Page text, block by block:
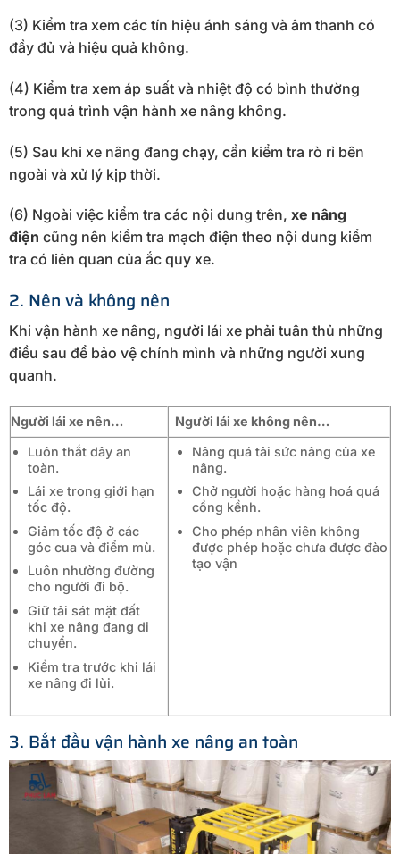
(3) Kiểm tra xem các tín hiệu ánh sáng và âm thanh có
đầy đủ và hiệu quả không.
(4) Kiểm tra xem áp suất và nhiệt độ có bình thường
trong quá trình vận hành xe nâng không.
(5) Sau khi xe nâng đang chạy, cần kiểm tra rò rỉ bên
ngoài và xử lý kịp thời.
(6) Ngoài việc kiểm tra các nội dung trên, xe nâng
điện cũng nên kiểm tra mạch điện theo nội dung kiểm
tra có liên quan của ắc quy xe.
2. Nên và không nên
Khi vận hành xe nâng, người lái xe phải tuân thủ những
điều sau để bảo vệ chính mình và những người xung
quanh.
Người lái xe nên…
Người lái xe không nên…
Luôn thắt dây an
toàn.
Lái xe trong giới hạn
tốc độ.
Giảm tốc độ ở các
góc cua và điểm mù.
Luôn nhường đường
cho người đi bộ.
Giữ tải sát mặt đất
khi xe nâng đang di
chuyển.
Kiểm tra trước khi lái
xe nâng đi lùi.
Nâng quá tải sức nâng của xe
nâng.
Chở người hoặc hàng hoá quá
cồng kềnh.
Cho phép nhân viên không
được phép hoặc chưa được đào
tạo vận
3. Bắt đầu vận hành xe nâng an toàn